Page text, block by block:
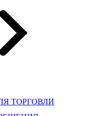
ТОРГОВЛИ